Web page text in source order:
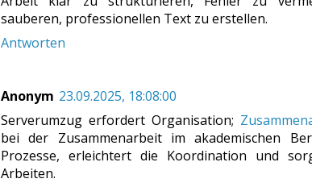
sauberen, professionellen Text zu erstellen.
Antworten
Anonym 23.09.2025, 18:08:00
Serverumzug erfordert Organisation;
bei der Zusammenarbeit im akademischen
Prozesse, erleichtert die Koordination und
Arbeiten.